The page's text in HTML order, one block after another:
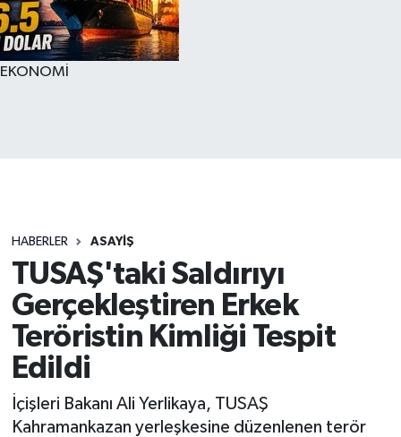
EKONOMİ
HABERLER ASAYİŞ
TUSAŞ'taki Saldırıyı
Gerçekleştiren Erkek
Teröristin Kimliği Tespit
Edildi
İçişleri Bakanı Ali Yerlikaya, TUSAŞ
Kahramankazan yerleşkesine düzenlenen terör